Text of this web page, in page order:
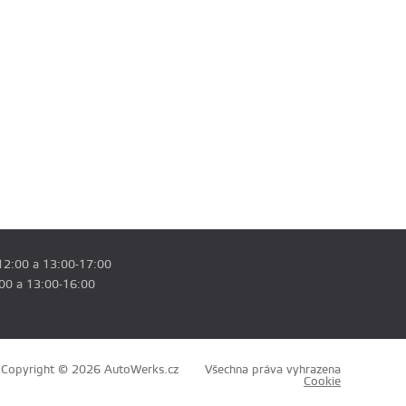
a 13:00-17:00
a 13:00-16:00
Copyright © 2026 AutoWerks.cz
Všechna práva vyhrazena
Cookie